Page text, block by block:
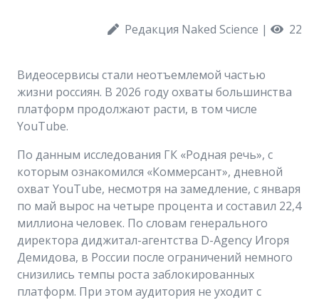
Редакция Naked Science | 22
Видеосервисы стали неотъемлемой частью
жизни россиян. В 2026 году охваты большинства
платформ продолжают расти, в том числе
YouTube.
По данным исследования ГК «Родная речь», с
которым ознакомился «Коммерсант», дневной
охват YouTube, несмотря на замедление, с января
по май вырос на четыре процента и составил 22,4
миллиона человек. По словам генерального
директора диджитал-агентства D-Agency Игоря
Демидова, в России после ограничений немного
снизились темпы роста заблокированных
платформ. При этом аудитория не уходит с